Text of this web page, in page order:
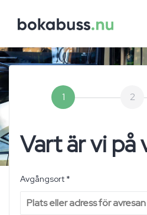
1 2
Vart är vi på
Avgångsort *